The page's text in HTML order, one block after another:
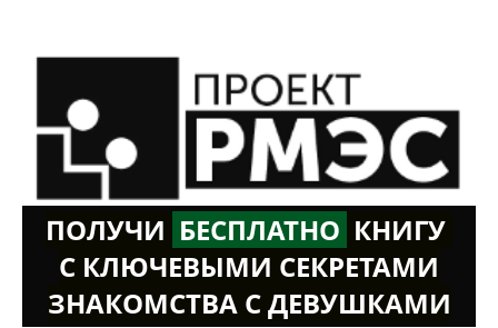
ПОЛУЧИ БЕСПЛАТНО КНИГУ
С КЛЮЧЕВЫМИ СЕКРЕТАМИ
ЗНАКОМСТВА С ДЕВУШКАМИ